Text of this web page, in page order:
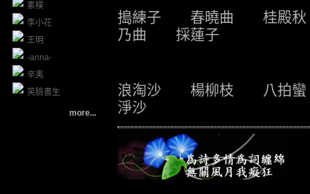
素樸
李小花
王明
-anna-
辛夷
笑臉書生
more...
搗練子 春曉曲 桂
乃曲 採蓮子
浪淘沙 楊柳枝 八
淨沙